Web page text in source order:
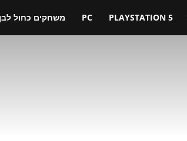
משחקים כחול לבן PC PLAYSTATION 5